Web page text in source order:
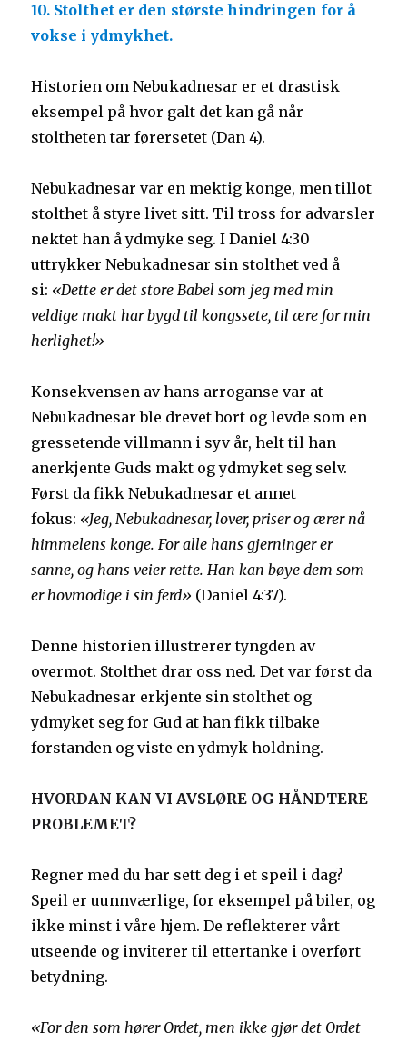
10. Stolthet er den største hindringen for å
vokse i ydmykhet.
Historien om Nebukadnesar er et drastisk
eksempel på hvor galt det kan gå når
stoltheten tar førersetet (Dan 4).
Nebukadnesar var en mektig konge, men tillot
stolthet å styre livet sitt. Til tross for advarsler
nektet han å ydmyke seg. I Daniel 4:30
uttrykker Nebukadnesar sin stolthet ved å
si: «Dette er det store Babel som jeg med min
veldige makt har bygd til kongssete, til ære for min
herlighet!»
Konsekvensen av hans arroganse var at
Nebukadnesar ble drevet bort og levde som en
gressetende villmann i syv år, helt til han
anerkjente Guds makt og ydmyket seg selv.
Først da fikk Nebukadnesar et annet
fokus: «Jeg, Nebukadnesar, lover, priser og ærer nå
himmelens konge. For alle hans gjerninger er
sanne, og hans veier rette. Han kan bøye dem som
er hovmodige i sin ferd» (Daniel 4:37).
Denne historien illustrerer tyngden av
overmot. Stolthet drar oss ned. Det var først da
Nebukadnesar erkjente sin stolthet og
ydmyket seg for Gud at han fikk tilbake
forstanden og viste en ydmyk holdning.
HVORDAN KAN VI AVSLØRE OG HÅNDTERE
PROBLEMET?
Regner med du har sett deg i et speil i dag?
Speil er uunnværlige, for eksempel på biler, og
ikke minst i våre hjem. De reflekterer vårt
utseende og inviterer til ettertanke i overført
betydning.
«For den som hører Ordet, men ikke gjør det Ordet